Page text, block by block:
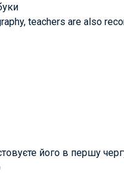
teachers are also
його в першу